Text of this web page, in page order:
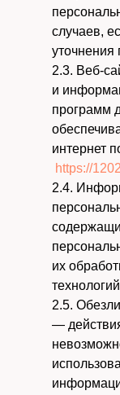
случаев,
уточнения
2.3. Веб-
и
программ
интернет
https://
2.4.
их
2.5.
—